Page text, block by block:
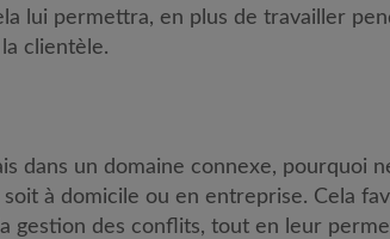
lui permettra, en plus de travailler
clientèle.
dans un domaine connexe, pourquoi
à domicile ou en entreprise. Cela
gestion des conflits, tout en leur